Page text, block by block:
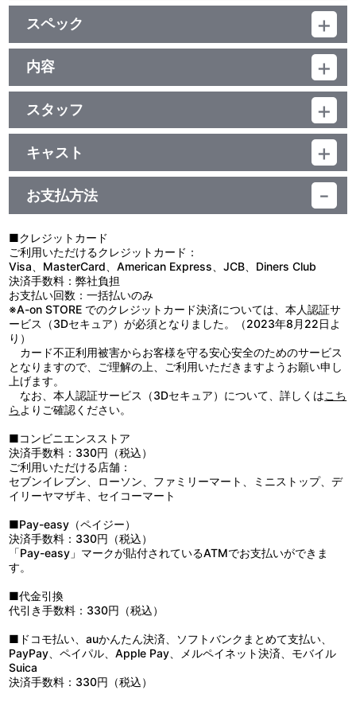
初回封入特典
■エンドカード（３種）
■SPECIAL CD feat.緑間真太郎
⇒・オーディオドラマ緑間編
・ボーナストラック１（出演キャストコメント）
・ボーナストラック２（「セイシュンTIP-OFF!!～MVP緑間
ver.」歌：緑間真太郎）
初回封入特典
おは朝いわく、今日は緑間と高尾の相性最悪の日。練習試合の前
に、運気を補正するラッキーアイテムを手に入れなくては！
小野大輔・小野賢章・鈴木達央
特典
ライナーノート
映像特典
「黒子のバスケＮＧ集」
原作コミックスの大人気おまけコーナーをアニメver.で収録！
スペック
品番：BCBA-4392
ジャンル：TVアニメ
(本編72分＋映像特典2分)／ﾄﾞﾙﾋﾞｰﾃﾞｼﾞﾀﾙ(ｽﾃﾚｵ)／片面2層／16:9(ｽｸ
ｲｰｽﾞ)／ﾋﾞｽﾀｻｲｽﾞ／カラー／確74分／9巻
内容
制作年度：2012年
【3話収録】
■第9Q「勝つために」
インターハイ予選トーナメント準決勝、秀徳は緑間を温存する余
裕の戦いぶりで決勝進出は確定的。一方、王者・正邦に挑む誠凛
は、火神のダンクと黒子のパスワークにより、第１クォーターを同
点で終える。しかし正邦の執拗なディフェンスの前に奮闘していた
火神が、第２クォーターにして４回目のファウルをとられてしま
落ち着いた様子で、火神、そして黒子の交代を告げる。誠凛２年生
メンバーの目は決意に満ちていた。
■第10Q「困ります」
準決勝、王者・正邦ＶＳ誠凛も大詰めを迎えた頃、再び黒子がコ
ートに戻る。２年生の先輩としての意地と、黒子と火神の、後輩と
しての先輩への敬意。チームの心が１つになり正邦を追い詰める
が、正邦も王者のプライド全開で一歩も退かない。白熱の試合は、
劇的なフィナーレで誠凛が勝利するのだった。小休止の後、緑間を
擁する秀徳との決勝戦が幕を開ける。開始直後から互いに譲らず、
均衡した展開となる。先取点を取り、試合の主導権を握ることにな
るのは果たして…！？
■第11Q「そんなもんじゃねえだろ」
先取点を取られた誠凛だが、直後、黒子のエンドラインからの回
高弾道スリーポイントシュートを間接的に封じた誠凛。すると秀徳
は黒子のマークを高尾にチェンジ。高尾は、これまで誰も止められ
なかった黒子と火神のコンビプレイの阻止に成功する。実は高尾
は、誠凛・伊月のイーグルアイより更に広い視野でコート全体を見
ることができる、ホークアイの持ち主であり、黒子のミスディレク
スタッフ
第9Q 脚本：入江信吾／演出：いまざきいつき／絵コンテ：山本
靖貴／作画監督：織田 誠、長屋侑利子
第10Q 脚本：根元歳三／演出：京極義昭、小村方宏治／絵コン
テ：京極義昭／作画監督：窪田康高、森田 史
第11Q 脚本：谷村大四郎／演出：林 直孝／絵コンテ：澤井幸次／
作画監督：小谷杏子、宮川智恵子、津島 桂
原作：藤巻忠俊（集英社「週刊少年ジャンプ」連載中）／監督：多
田俊介／シリーズ構成：高木 登／キャラクターデザイン・総作画監
督：菊地洋子／美術監督：三田慎也／色彩設計：佐藤真由美／撮影
監督：荒井栄児／３ＤＣＧ監督：磯部兼士／編集：植松淳一／音響
監督：三間雅文／音楽：中西亮輔、R･O･N／アニメーション制作：
プロダクション I.G／製作：黒子のバスケ製作委員会 他
キャスト
黒子テツヤ：小野賢章／火神大我：小野友樹／黄瀬涼太：木村良平
／緑間真太郎：小野大輔／相田リコ：斎藤千和／日向順平：細谷佳
正／伊月 俊：野島裕史／小金井慎二：江口拓也／笠松幸男：保志総
お支払方法
■クレジットカード
ご利用いただけるクレジットカード：
Visa、MasterCard、American Express、JCB、Diners Club
決済手数料：弊社負担
お支払い回数：一括払いのみ
※A-on STORE でのクレジットカード決済については、本人認証サ
ービス（3Dセキュア）が必須となりました。（2023年8月22日よ
り）
カード不正利用被害からお客様を守る安心安全のためのサービス
となりますので、ご理解の上、ご利用いただきますようお願い申し
上げます。
なお、本人認証サービス（3Dセキュア）について、詳しくはこち
ら よりご確認ください。
■コンビニエンスストア
決済手数料：330円（税込）
ご利用いただける店舗：
セブンイレブン、ローソン、ファミリーマート、ミニストップ、デ
イリーヤマザキ、セイコーマート
■Pay-easy（ペイジー）
決済手数料：330円（税込）
「Pay-easy」マークが貼付されているATMでお支払いができま
す。
■代金引換
代引き手数料：330円（税込）
■ドコモ払い、auかんたん決済、ソフトバンクまとめて支払い、
PayPay、ペイパル、Apple Pay、メルペイネット決済、モバイル
Suica
決済手数料：330円（税込）